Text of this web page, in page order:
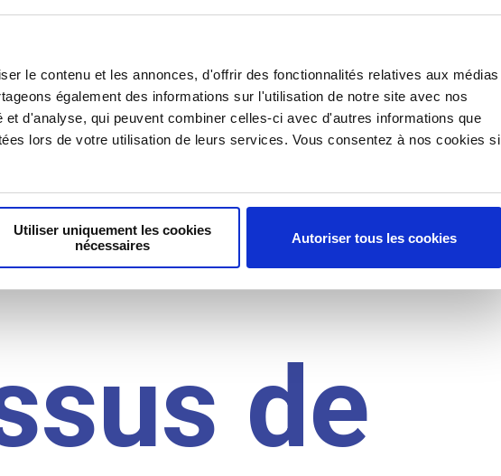
le contenu et les annonces, d'offrir des fonctionnalités relatives aux médias
également des informations sur l'utilisation de notre site avec nos
d'analyse, qui peuvent combiner celles-ci avec d'autres informations que
lors de votre utilisation de leurs services. Vous consentez à nos cookies si
Utiliser uniquement les cookies
nécessaires
Autoriser tous les cookies
de